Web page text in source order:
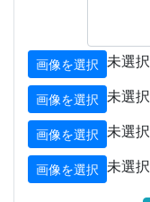
画像を選択 未選択
画像を選択 未選択
画像を選択 未選択
画像を選択 未選択